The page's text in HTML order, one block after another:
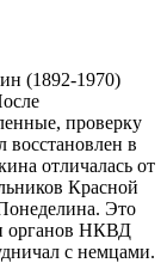
(1892-1970)
проверку
в
отличалась от
Красной
Это
органов НКВД
с немцами.